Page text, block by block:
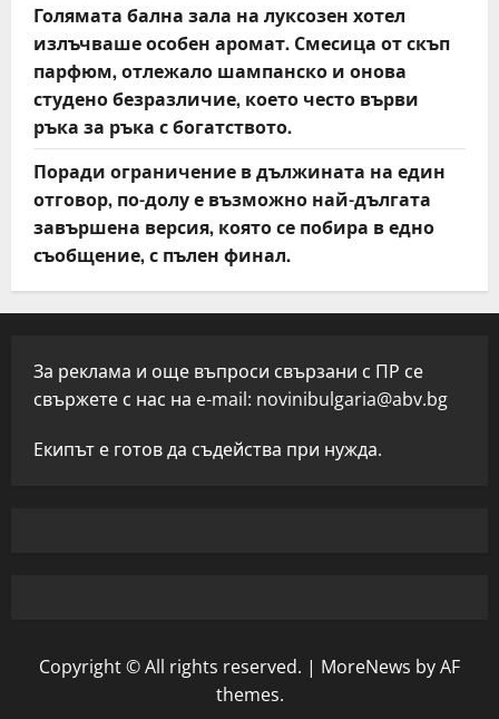
Голямата бална зала на луксозен хотел
излъчваше особен аромат. Смесица от скъп
парфюм, отлежало шампанско и онова
студено безразличие, което често върви
ръка за ръка с богатството.
Поради ограничение в дължината на един
отговор, по-долу е възможно най-дългата
завършена версия, която се побира в едно
съобщение, с пълен финал.
За реклама и още въпроси свързани с ПР се
свържете с нас на e-mail: novinibulgaria@abv.bg
Екипът е готов да съдейства при нужда.
Copyright © All rights reserved. | MoreNews by AF
themes.